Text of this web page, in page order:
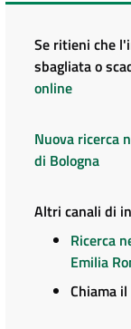
Se ritieni che
sbagliata o
online
Nuova ricerca
di Bologna
Altri canali di
Ricerca
Emilia
Chiama